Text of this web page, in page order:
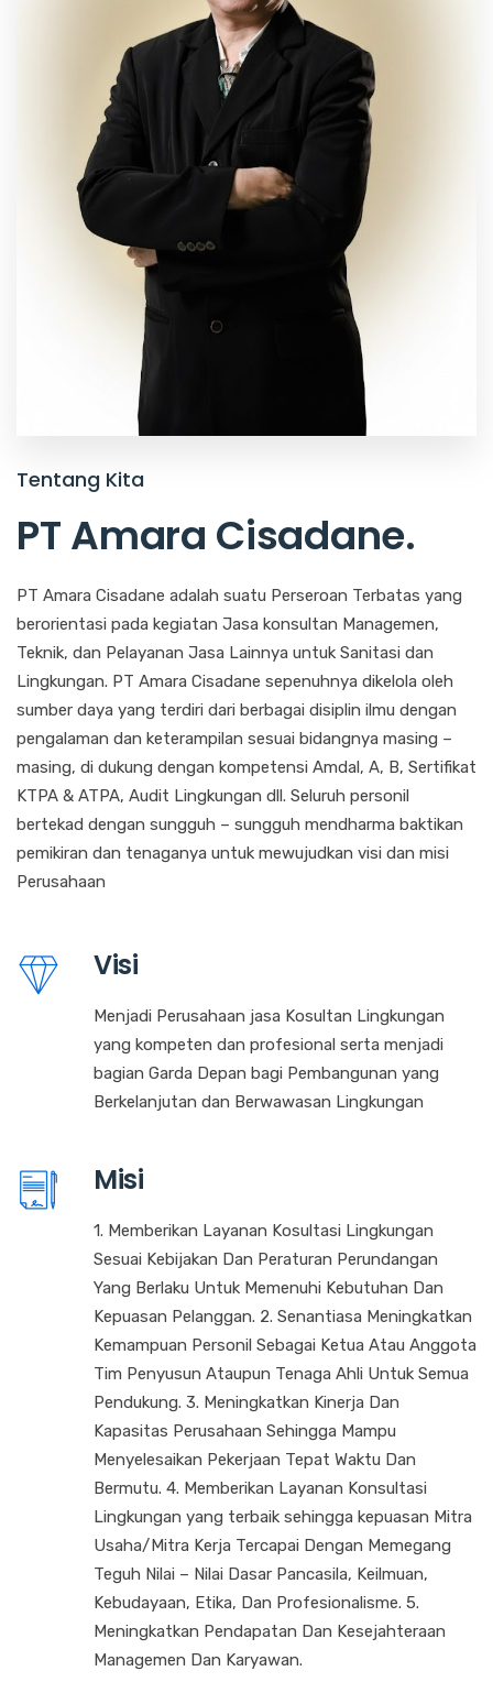
Tentang Kita
PT Amara Cisadane.
PT Amara Cisadane adalah suatu Perseroan Terbatas yang
berorientasi pada kegiatan Jasa konsultan Managemen,
Teknik, dan Pelayanan Jasa Lainnya untuk Sanitasi dan
Lingkungan. PT Amara Cisadane sepenuhnya dikelola oleh
sumber daya yang terdiri dari berbagai disiplin ilmu dengan
pengalaman dan keterampilan sesuai bidangnya masing –
masing, di dukung dengan kompetensi Amdal, A, B, Sertifikat
KTPA & ATPA, Audit Lingkungan dll. Seluruh personil
bertekad dengan sungguh – sungguh mendharma baktikan
pemikiran dan tenaganya untuk mewujudkan visi dan misi
Perusahaan
Visi
Menjadi Perusahaan jasa Kosultan Lingkungan
yang kompeten dan profesional serta menjadi
bagian Garda Depan bagi Pembangunan yang
Berkelanjutan dan Berwawasan Lingkungan
Misi
1. Memberikan Layanan Kosultasi Lingkungan
Sesuai Kebijakan Dan Peraturan Perundangan
Yang Berlaku Untuk Memenuhi Kebutuhan Dan
Kepuasan Pelanggan. 2. Senantiasa Meningkatkan
Kemampuan Personil Sebagai Ketua Atau Anggota
Tim Penyusun Ataupun Tenaga Ahli Untuk Semua
Pendukung. 3. Meningkatkan Kinerja Dan
Kapasitas Perusahaan Sehingga Mampu
Menyelesaikan Pekerjaan Tepat Waktu Dan
Bermutu. 4. Memberikan Layanan Konsultasi
Lingkungan yang terbaik sehingga kepuasan Mitra
Usaha/Mitra Kerja Tercapai Dengan Memegang
Teguh Nilai – Nilai Dasar Pancasila, Keilmuan,
Kebudayaan, Etika, Dan Profesionalisme. 5.
Meningkatkan Pendapatan Dan Kesejahteraan
Managemen Dan Karyawan.